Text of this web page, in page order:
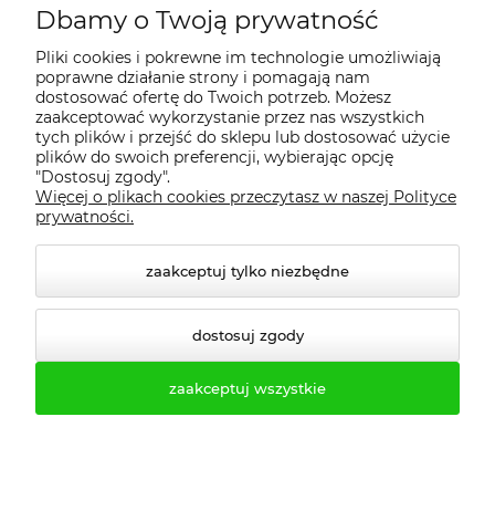
Darmowa dostawa (Transport PROFESMEB
- TIR zbiorczy) już od 9 500,00 zł.
Okazje cenowe
Dbamy o Twoją prywatność
Pliki cookies i pokrewne im technologie umożliwiają
poprawne działanie strony i pomagają nam
dostosować ofertę do Twoich potrzeb. Możesz
zaakceptować wykorzystanie przez nas wszystkich
tych plików i przejść do sklepu lub dostosować użycie
plików do swoich preferencji, wybierając opcję
"Dostosuj zgody".
Więcej o plikach cookies przeczytasz w naszej Polityce
prywatności.
zaakceptuj tylko niezbędne
dostosuj zgody
zaakceptuj wszystkie